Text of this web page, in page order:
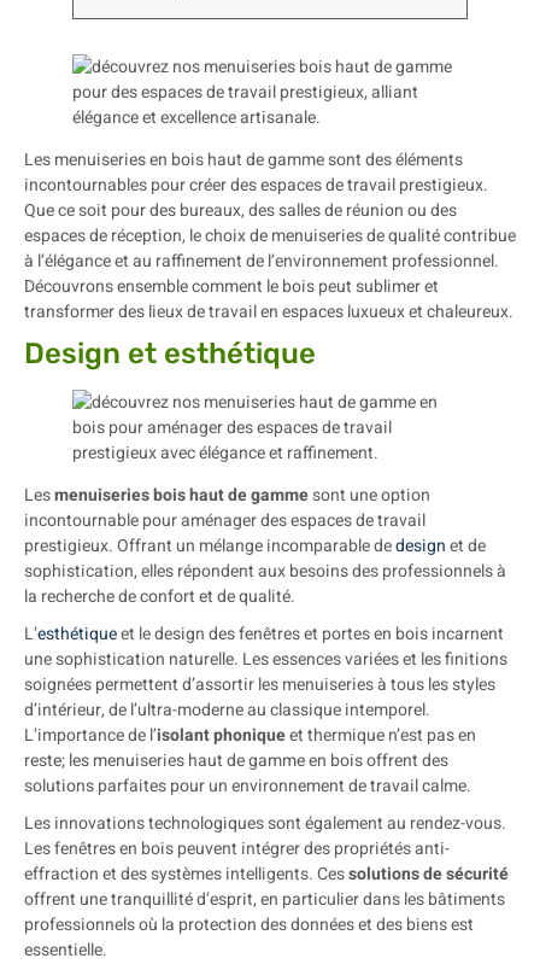
Les menuiseries en bois haut de gamme sont des éléments
incontournables pour créer des espaces de travail prestigieux.
Que ce soit pour des bureaux, des salles de réunion ou des
espaces de réception, le choix de menuiseries de qualité contribue
à l’élégance et au raffinement de l’environnement professionnel.
Découvrons ensemble comment le bois peut sublimer et
transformer des lieux de travail en espaces luxueux et chaleureux.
Design et esthétique
Lesmenuiseries bois haut de gammesont une option
incontournable pour aménager des espaces de travail
prestigieux. Offrant un mélange incomparable dedesignet de
sophistication, elles répondent aux besoins des professionnels à
la recherche de confort et de qualité.
L’esthétiqueet le design des fenêtres et portes en bois incarnent
une sophistication naturelle. Les essences variées et les finitions
soignées permettent d’assortir les menuiseries à tous les styles
d’intérieur, de l’ultra-moderne au classique intemporel.
L’importance de l’isolant phoniqueet thermique n’est pas en
reste; les menuiseries haut de gamme en bois offrent des
solutions parfaites pour un environnement de travail calme.
Les innovations technologiques sont également au rendez-vous.
Les fenêtres en bois peuvent intégrer des propriétés anti-
effraction et des systèmes intelligents. Cessolutions de sécurité
offrent une tranquillité d’esprit, en particulier dans les bâtiments
professionnels où la protection des données et des biens est
essentielle.